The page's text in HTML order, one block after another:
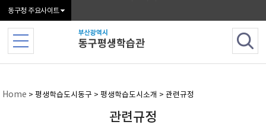
동구청 주요사이트
Home > 평생학습도시동구 > 평생학습도시소개 > 관련규정
관련규정